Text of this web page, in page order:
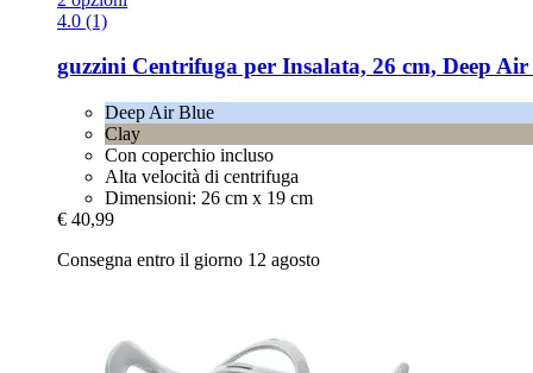
4.0 (1)
guzzini Centrifuga per Insalata, 26 cm, Deep Air
Deep Air Blue
Clay
Con coperchio incluso
Alta velocità di centrifuga
Dimensioni: 26 cm x 19 cm
€ 40,99
Consegna entro il giorno 12 agosto